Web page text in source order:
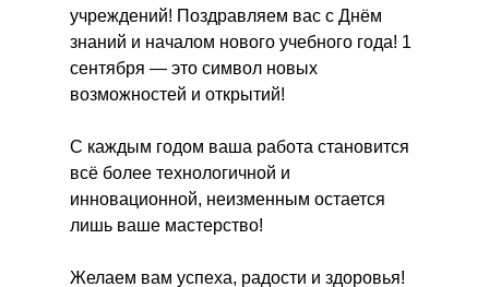
учреждений! Поздравляем вас с Днём
знаний и началом нового учебного года! 1
сентября — это символ новых
возможностей и открытий!
С каждым годом ваша работа становится
всё более технологичной и
инновационной, неизменным остается
лишь ваше мастерство!
Желаем вам успеха, радости и здоровья!